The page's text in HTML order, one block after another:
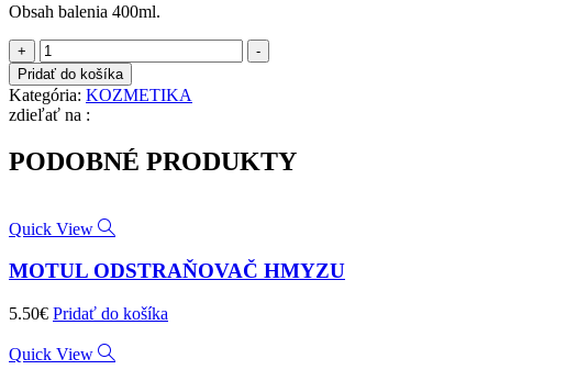
Obsah balenia 400ml.
+
množstvo
OŠETRENIE
KOŽE
KENOTEK
PRO
-
Pridať do košíka
Kategória: KOZMETIKA
zdieľať na :
PODOBNÉ PRODUKTY
Quick View
MOTUL ODSTRAŇOVAČ HMYZU
5.50€ Pridať do košíka
Quick View